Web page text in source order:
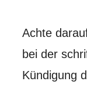
Achte
bei der
Kündigung